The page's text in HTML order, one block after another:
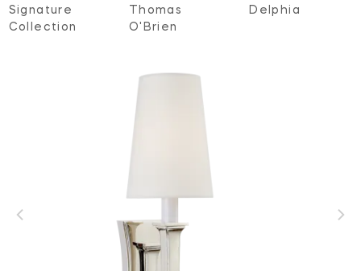
Signature
Collection
Thomas
O'Brien
Delphia